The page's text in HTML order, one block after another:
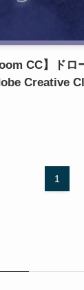
CC】ドロ
Creative
1